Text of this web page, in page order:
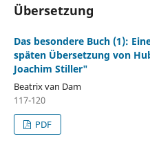
Übersetzung
Das besondere Buch (1):
späten Übersetzung von
Joachim Stiller"
Beatrix van Dam
117-120
PDF